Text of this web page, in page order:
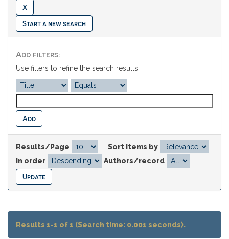
Start a new search
Add filters:
Use filters to refine the search results.
Results/Page
Sort items by
In order
Authors/record
Results 1-1 of 1 (Search time: 0.001 seconds).